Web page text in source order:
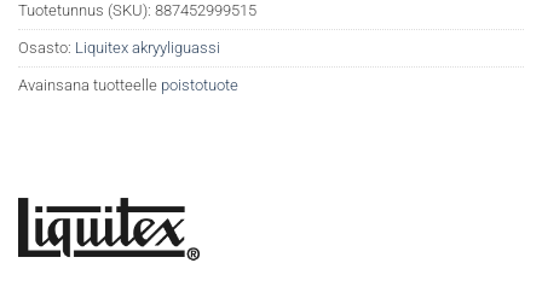
Tuotetunnus (SKU): 887452999515
Osasto: Liquitex akryyliguassi
Avainsana tuotteelle poistotuote